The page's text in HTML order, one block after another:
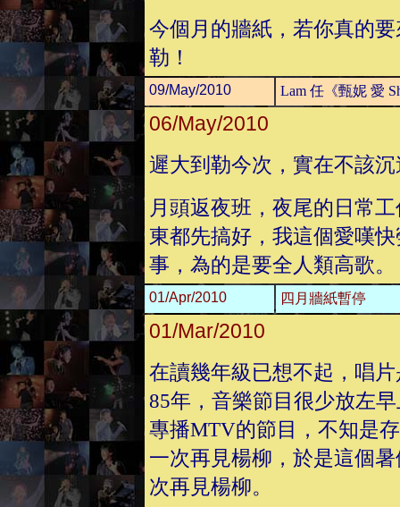
今個月的牆紙，若你真的
勒！
09/May/2010 Lam 任《甄妮 愛
06/May/2010
遲大到勒今次，實在不該
月頭返夜班，夜尾的日常
東都先搞好，我這個愛嘆
事，為的是要全人類高歌。
01/Apr/2010 四月牆紙暫停
01/Mar/2010
在讀幾年級已想不起，唱
85年，音樂節目很少放左
專播MTV的節目，不知是
一次再見楊柳，於是這個
次再見楊柳。